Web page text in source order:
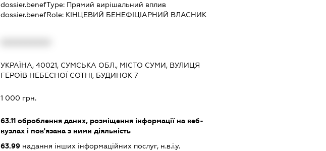
dossier.benefType: Прямий вирішальний вплив
dossier.benefRole: КІНЦЕВИЙ БЕНЕФІЦІАРНИЙ ВЛАСНИК
УКРАЇНА, 40021, СУМСЬКА ОБЛ., МІСТО СУМИ, ВУЛИЦЯ
ГЕРОЇВ НЕБЕСНОЇ СОТНІ, БУДИНОК 7
1 000 грн.
63.11оброблення даних, розміщення інформації на веб-
вузлах і пов'язана з ними діяльність
63.99надання інших інформаційних послуг, н.в.і.у.